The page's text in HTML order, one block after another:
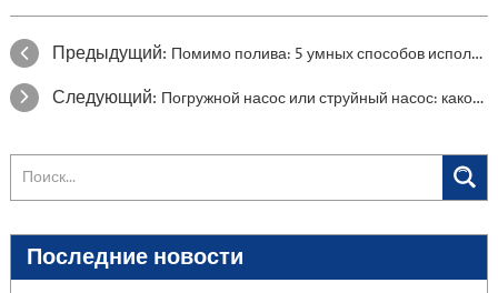
Предыдущий: Помимо полива: 5 умных способов использования бытового водяного насоса.
Следующий: Погружной насос или струйный насос: какой садовый насос подойдет именно вам?
Последние новости